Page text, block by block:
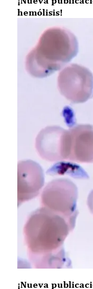
hemólisis!
¡Nueva